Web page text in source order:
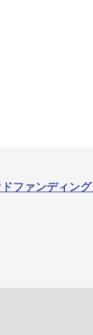
ドファンディン